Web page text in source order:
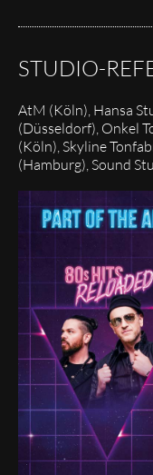
STUDIO-
AtM (Köln), Hansa
(Düsseldorf), Onkel
(Köln), Skyline
(Hamburg), Sound